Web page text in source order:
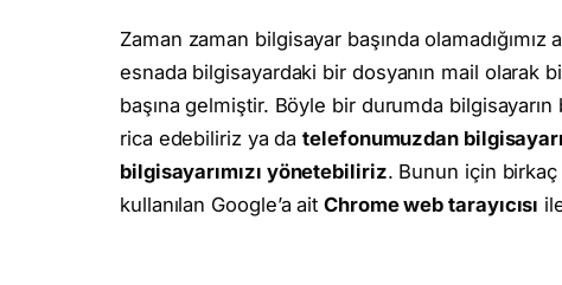
Zaman zaman bilgisayar başında
esnada bilgisayardaki bir dosyanın mail olarak
başına gelmiştir. Böyle bir durumda bilgisayarın
rica edebiliriz ya datelefonumuzdan
bilgisayarımızı yönetebiliriz. Bunun için
kullanılan Google’a aitChrome web tarayıcısı